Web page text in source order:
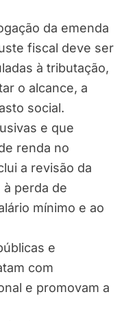
da emenda
fiscal deve ser
à tributação,
o alcance, a
social.
e que
renda no
a revisão da
perda de
mínimo e ao
e
com
e promovam a